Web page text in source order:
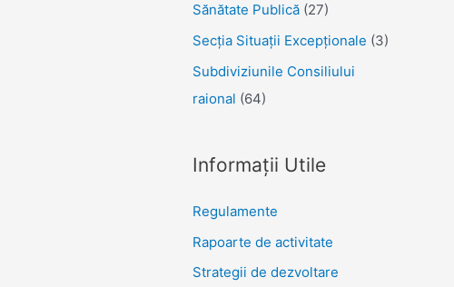
Sănătate Publică (27)
Secția Situații Excepționale (3)
Subdiviziunile Consiliului
raional (64)
Informații Utile
Regulamente
Rapoarte de activitate
Strategii de dezvoltare